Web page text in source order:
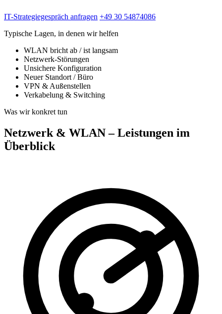
IT-Strategiegespräch anfragen +49 30 54874086
Typische Lagen, in denen wir helfen
WLAN bricht ab / ist langsam
Netzwerk-Störungen
Unsichere Konfiguration
Neuer Standort / Büro
VPN & Außenstellen
Verkabelung & Switching
Was wir konkret tun
Netzwerk & WLAN – Leistungen im
Überblick